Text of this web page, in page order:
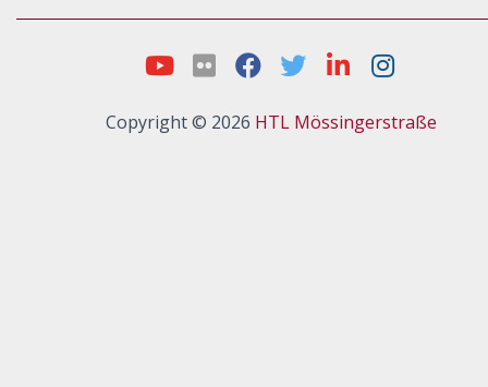
Copyright © 2026 HTL Mössingerstraße